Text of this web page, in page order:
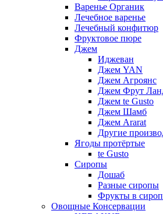
Варенье Органик
Лечебное варенье
Лечебный конфитюр
Фруктовое пюре
Джем
Иджеван
Джем YAN
Джем Агроянс
Джем Фрут
Джем te Gusto
Джем Шамб
Джем Ararat
Другие
Ягоды протёртые
te Gusto
Сиропы
Дошаб
Разные сиропы
Фрукты в
Овощные Консервации